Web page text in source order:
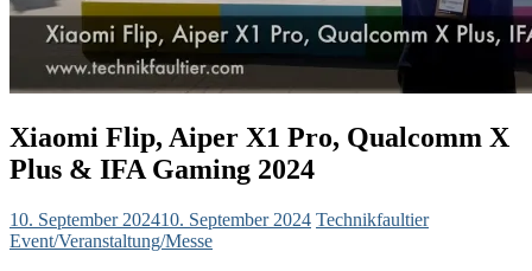
Xiaomi Flip, Aiper X1 Pro, Qualcomm X
Plus & IFA Gaming 2024
10. September 202410. September 2024 Technikfaultier
Event/Veranstaltung/Messe